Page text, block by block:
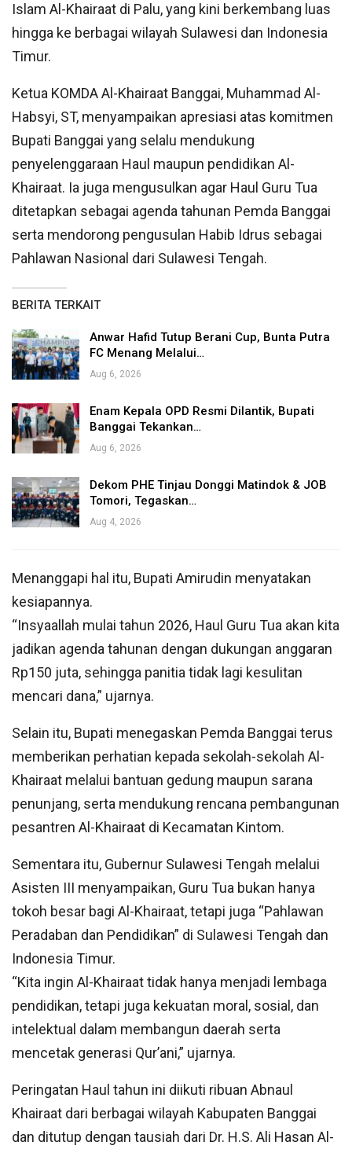
Islam Al-Khairaat di Palu, yang kini berkembang luas
hingga ke berbagai wilayah Sulawesi dan Indonesia
Timur.
Ketua KOMDA Al-Khairaat Banggai, Muhammad Al-
Habsyi, ST, menyampaikan apresiasi atas komitmen
Bupati Banggai yang selalu mendukung
penyelenggaraan Haul maupun pendidikan Al-
Khairaat. Ia juga mengusulkan agar Haul Guru Tua
ditetapkan sebagai agenda tahunan Pemda Banggai
serta mendorong pengusulan Habib Idrus sebagai
Pahlawan Nasional dari Sulawesi Tengah.
BERITA TERKAIT
Anwar Hafid Tutup Berani Cup, Bunta Putra
FC Menang Melalui…
Aug 6, 2026
Enam Kepala OPD Resmi Dilantik, Bupati
Banggai Tekankan…
Aug 6, 2026
Dekom PHE Tinjau Donggi Matindok & JOB
Tomori, Tegaskan…
Aug 4, 2026
Menanggapi hal itu, Bupati Amirudin menyatakan
kesiapannya.
“Insyaallah mulai tahun 2026, Haul Guru Tua akan kita
jadikan agenda tahunan dengan dukungan anggaran
Rp150 juta, sehingga panitia tidak lagi kesulitan
mencari dana,” ujarnya.
Selain itu, Bupati menegaskan Pemda Banggai terus
memberikan perhatian kepada sekolah-sekolah Al-
Khairaat melalui bantuan gedung maupun sarana
penunjang, serta mendukung rencana pembangunan
pesantren Al-Khairaat di Kecamatan Kintom.
Sementara itu, Gubernur Sulawesi Tengah melalui
Asisten III menyampaikan, Guru Tua bukan hanya
tokoh besar bagi Al-Khairaat, tetapi juga “Pahlawan
Peradaban dan Pendidikan” di Sulawesi Tengah dan
Indonesia Timur.
“Kita ingin Al-Khairaat tidak hanya menjadi lembaga
pendidikan, tetapi juga kekuatan moral, sosial, dan
intelektual dalam membangun daerah serta
mencetak generasi Qur’ani,” ujarnya.
Peringatan Haul tahun ini diikuti ribuan Abnaul
Khairaat dari berbagai wilayah Kabupaten Banggai
dan ditutup dengan tausiah dari Dr. H.S. Ali Hasan Al-